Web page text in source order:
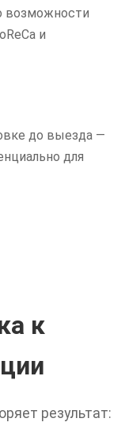
возможности
и
до выезда —
для
к
результат: